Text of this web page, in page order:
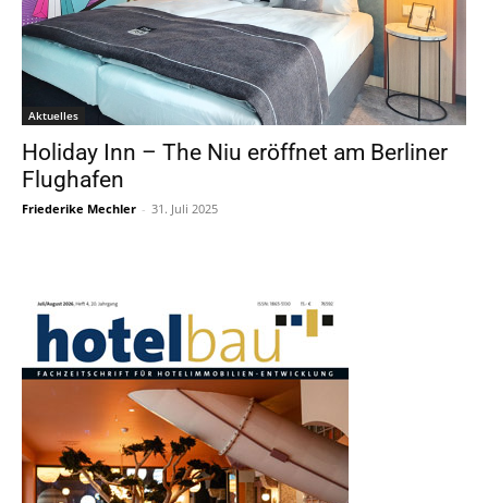
Aktuelles
Holiday Inn – The Niu eröffnet am Berliner
Flughafen
Friederike Mechler - 31. Juli 2025